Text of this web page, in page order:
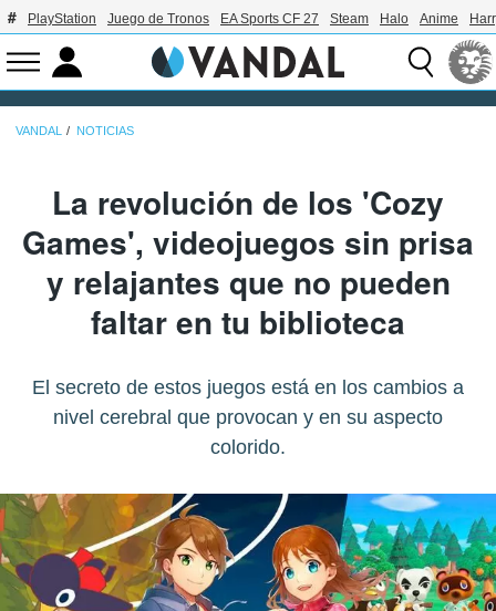
PlayStation Juego de Tronos EA Sports CF 27 Steam Halo Anime
VANDAL NOTICIAS
La revolución de los 'Cozy
Games', videojuegos sin prisa
y relajantes que no pueden
faltar en tu biblioteca
El secreto de estos juegos está en los cambios a
nivel cerebral que provocan y en su aspecto
colorido.